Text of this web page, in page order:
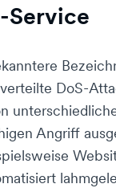
Service
DoS-
Angriff